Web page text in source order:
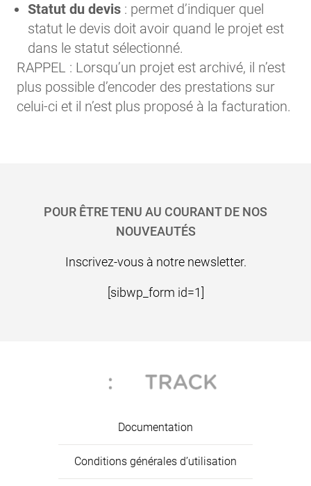
Statut du devis : permet d’indiquer quel
statut le devis doit avoir quand le projet est
dans le statut sélectionné.
RAPPEL : Lorsqu’un projet est archivé, il n’est
plus possible d’encoder des prestations sur
celui-ci et il n’est plus proposé à la facturation.
Documentation
Conditions générales d’utilisation
POUR ÊTRE TENU AU COURANT DE NOS
NOUVEAUTÉS
Inscrivez-vous à notre newsletter.
[sibwp_form id=1]